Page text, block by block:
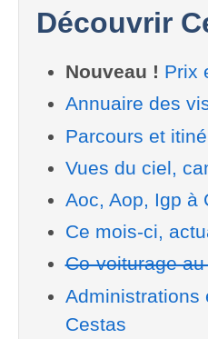
Découvrir
Nouveau ! Prix
Annuaire des
Parcours et
Vues du ciel,
Aoc, Aop, Igp à
Ce mois-ci,
Co-voiturage
Administrations
Cestas